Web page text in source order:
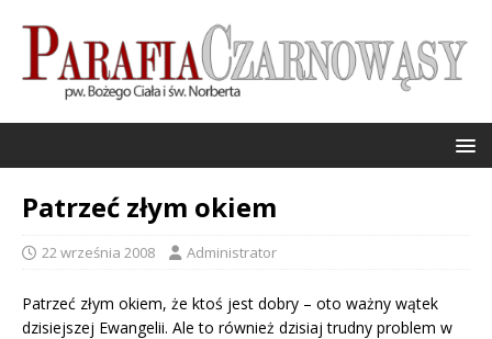
Patrzeć złym okiem
22 września 2008 Administrator
Patrzeć złym okiem, że ktoś jest dobry – oto ważny wątek
dzisiejszej Ewangelii. Ale to również dzisiaj trudny problem w